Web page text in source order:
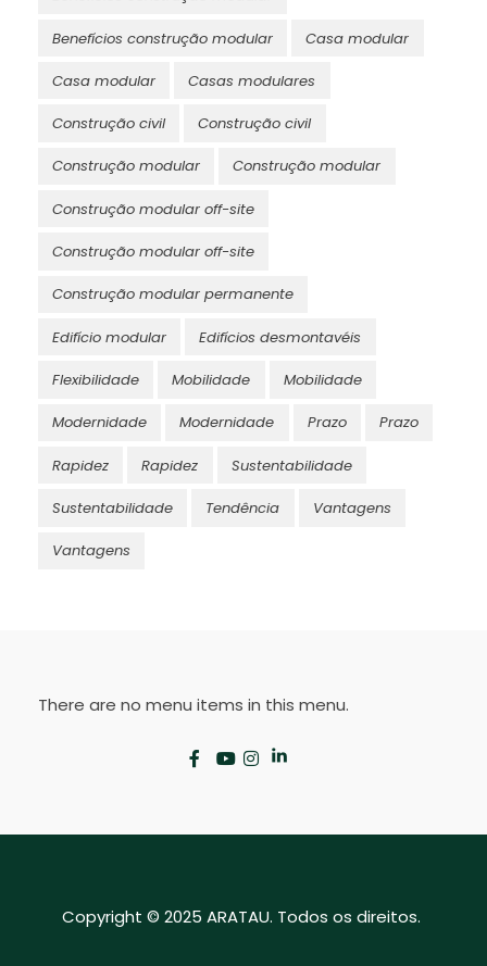
Benefícios construção modular Casa modular
Casa modular Casas modulares
Construção civil Construção civil
Construção modular Construção modular
Construção modular off-site
Construção modular off-site
Construção modular permanente
Edifício modular Edifícios desmontavéis
Flexibilidade Mobilidade Mobilidade
Modernidade Modernidade Prazo Prazo
Rapidez Rapidez Sustentabilidade
Sustentabilidade Tendência Vantagens
Vantagens
There are no menu items in this menu.
Copyright © 2025 ARATAU. Todos os direitos.